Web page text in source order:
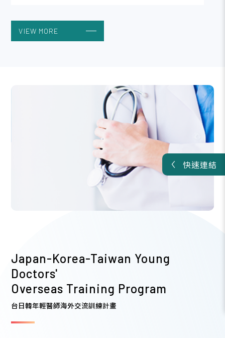
快速連結
2026/08
中國附醫癌症中心 1樓階梯教室
08:45 - 12:00 (3 hours)
2026/08
16
更年期專業人員線上教育訓練
2026/08
21
VIEW MORE
Japan-Korea-Taiwan Young
Doctors'
Overseas Training Program
台日韓年輕醫師海外交流訓練計畫